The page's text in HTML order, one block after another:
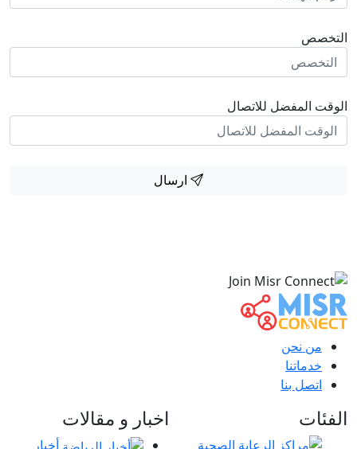
التخصص
الوقت المفضل للاتصال
ارسال
من نحن
خدماتنا
اتصل بنا
الفئات اخبار و مقالات
أخبار